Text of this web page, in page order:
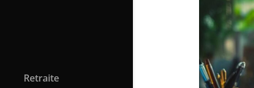
Retraite